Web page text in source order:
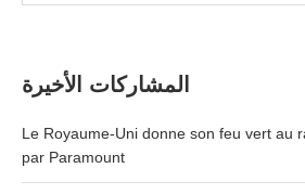
المشاركات الأخيرة
Le Royaume-Uni donne son feu vert au
par Paramount